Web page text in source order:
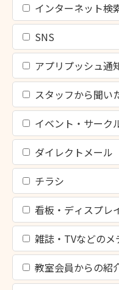
インターネット検
SNS
アプリプッシュ通
スタッフから聞い
イベント・サーク
ダイレクトメール
チラシ
看板・ディスプレ
雑誌・TVなどのメ
教室会員からの紹